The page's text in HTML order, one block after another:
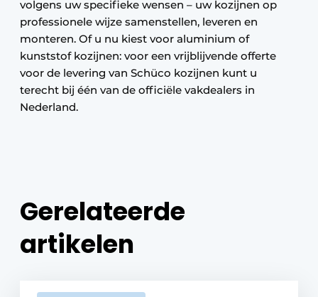
volgens uw specifieke wensen – uw kozijnen op
professionele wijze samenstellen, leveren en
monteren. Of u nu kiest voor aluminium of
kunststof kozijnen: voor een vrijblijvende offerte
voor de levering van Schüco kozijnen kunt u
terecht bij één van de officiële vakdealers in
Nederland.
Gerelateerde
artikelen